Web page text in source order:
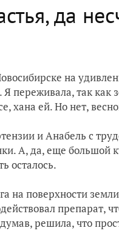
да
на
переживала, так
хана ей. Но нет,
и Анабель с
А, да, еще большой
осталось.
на поверхности
препарат,
решила, что